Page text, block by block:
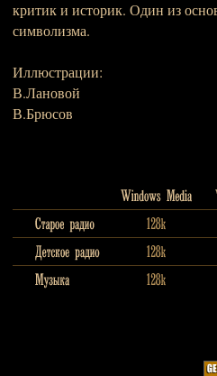
критик и историк. Один из
символизма.
Иллюстрации:
В.Лановой
В.Брюсов